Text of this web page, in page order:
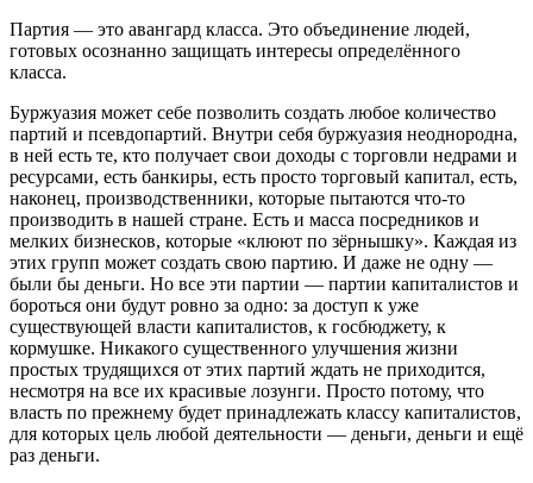
Партия — это авангард класса. Это объединение людей,
готовых осознанно защищать интересы определённого
класса.
Буржуазия может себе позволить создать любое количество
партий и псевдопартий. Внутри себя буржуазия неоднородна,
в ней есть те, кто получает свои доходы с торговли недрами и
ресурсами, есть банкиры, есть просто торговый капитал, есть,
наконец, производственники, которые пытаются что-то
производить в нашей стране. Есть и масса посредников и
мелких бизнесков, которые «клюют по зёрнышку». Каждая из
этих групп может создать свою партию. И даже не одну —
были бы деньги. Но все эти партии — партии капиталистов и
бороться они будут ровно за одно: за доступ к уже
существующей власти капиталистов, к госбюджету, к
кормушке. Никакого существенного улучшения жизни
простых трудящихся от этих партий ждать не приходится,
несмотря на все их красивые лозунги. Просто потому, что
власть по прежнему будет принадлежать классу капиталистов,
для которых цель любой деятельности — деньги, деньги и ещё
раз деньги.